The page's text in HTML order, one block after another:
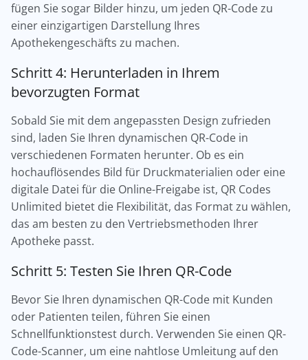
fügen Sie sogar Bilder hinzu, um jeden QR-Code zu
einer einzigartigen Darstellung Ihres
Apothekengeschäfts zu machen.
Schritt 4: Herunterladen in Ihrem
bevorzugten Format
Sobald Sie mit dem angepassten Design zufrieden
sind, laden Sie Ihren dynamischen QR-Code in
verschiedenen Formaten herunter. Ob es ein
hochauflösendes Bild für Druckmaterialien oder eine
digitale Datei für die Online-Freigabe ist, QR Codes
Unlimited bietet die Flexibilität, das Format zu wählen,
das am besten zu den Vertriebsmethoden Ihrer
Apotheke passt.
Schritt 5: Testen Sie Ihren QR-Code
Bevor Sie Ihren dynamischen QR-Code mit Kunden
oder Patienten teilen, führen Sie einen
Schnellfunktionstest durch. Verwenden Sie einen QR-
Code-Scanner, um eine nahtlose Umleitung auf den